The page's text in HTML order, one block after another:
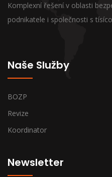
Komplexní řešení v oblasti
podnikatele i společnosti s
Naše Služby
BOZP
Revize
Koordinator
Newsletter